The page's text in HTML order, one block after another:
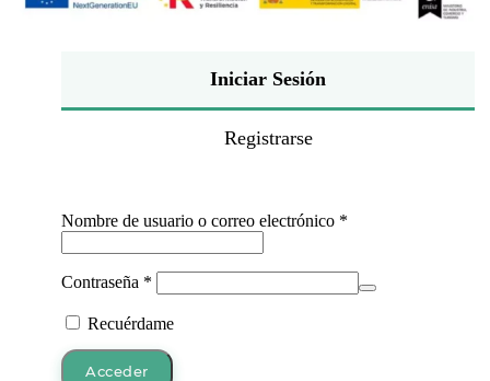
Iniciar Sesión
Registrarse
Nombre de usuario o correo electrónico *
Contraseña *
Recuérdame
Acceder